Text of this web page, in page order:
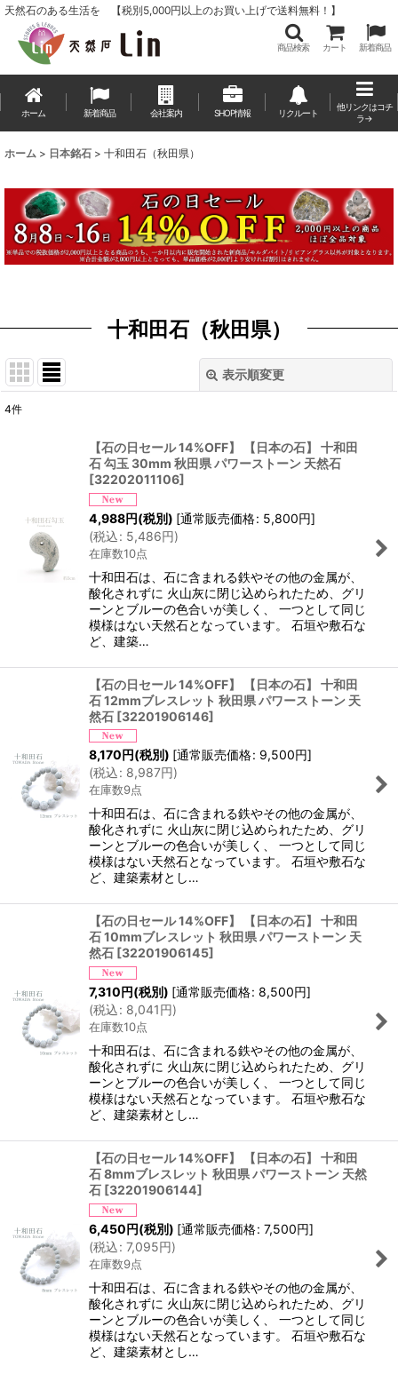
天然石のある生活を 【税別5,000円以上のお買い上げで送料無料！】
商品検索 カート 新着商品
ホーム 新着商品 会社案内 SHOP情報 リクルート
他リンクはコチ
ラ→
ホーム > 日本銘石 > 十和田石（秋田県）
十和田石（秋田県）
表示順変更
絞り込む
4件
【石の日セール 14%OFF】 【日本の石】 十和田
石 勾玉 30mm 秋田県 パワーストーン 天然石
[32202011106]
4,988円(税別) [通常販売価格: 5,800円]
(税込: 5,486円)
在庫数10点
十和田石は、石に含まれる鉄やその他の金属が、
酸化されずに 火山灰に閉じ込められたため、グリ
ーンとブルーの色合いが美しく、 一つとして同じ
模様はない天然石となっています。 石垣や敷石な
ど、建築…
【石の日セール 14%OFF】 【日本の石】 十和田
石 12mmブレスレット 秋田県 パワーストーン 天
然石 [32201906146]
8,170円(税別) [通常販売価格: 9,500円]
(税込: 8,987円)
在庫数9点
十和田石は、石に含まれる鉄やその他の金属が、
酸化されずに 火山灰に閉じ込められたため、グリ
ーンとブルーの色合いが美しく、 一つとして同じ
模様はない天然石となっています。 石垣や敷石な
ど、建築素材とし…
【石の日セール 14%OFF】 【日本の石】 十和田
石 10mmブレスレット 秋田県 パワーストーン 天
然石 [32201906145]
7,310円(税別) [通常販売価格: 8,500円]
(税込: 8,041円)
在庫数10点
十和田石は、石に含まれる鉄やその他の金属が、
酸化されずに 火山灰に閉じ込められたため、グリ
ーンとブルーの色合いが美しく、 一つとして同じ
模様はない天然石となっています。 石垣や敷石な
ど、建築素材とし…
【石の日セール 14%OFF】 【日本の石】 十和田
石 8mmブレスレット 秋田県 パワーストーン 天然
石 [32201906144]
6,450円(税別) [通常販売価格: 7,500円]
(税込: 7,095円)
在庫数9点
十和田石は、石に含まれる鉄やその他の金属が、
酸化されずに 火山灰に閉じ込められたため、グリ
ーンとブルーの色合いが美しく、 一つとして同じ
模様はない天然石となっています。 石垣や敷石な
ど、建築素材とし…